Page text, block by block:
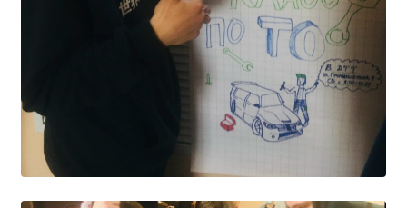
ВОСПИТАТЕЛЬНАЯ РАБОТА
Безопасность на железной дороге
Дополнительное образование
Информационная безопасность
Информация для детей-сирот